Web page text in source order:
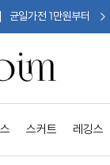
균일가전 1만원부터
스커트 레깅스